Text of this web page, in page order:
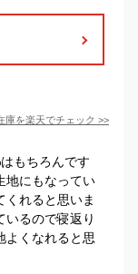
庫を楽天でチェック >>
もちろんです
地にもなってい
くれると思いま
いるので寝返り
よくなれると思